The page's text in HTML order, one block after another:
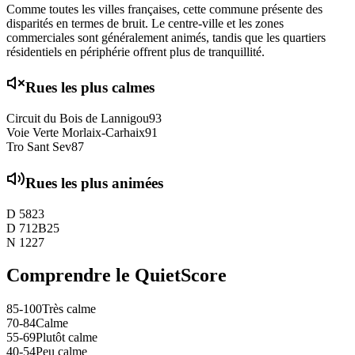
Comme toutes les villes françaises, cette commune présente des
disparités en termes de bruit. Le centre-ville et les zones
commerciales sont généralement animés, tandis que les quartiers
résidentiels en périphérie offrent plus de tranquillité.
Rues les plus calmes
Circuit du Bois de Lannigou93
Voie Verte Morlaix-Carhaix91
Tro Sant Sev87
Rues les plus animées
D 5823
D 712B25
N 1227
Comprendre le QuietScore
85-100Très calme
70-84Calme
55-69Plutôt calme
40-54Peu calme